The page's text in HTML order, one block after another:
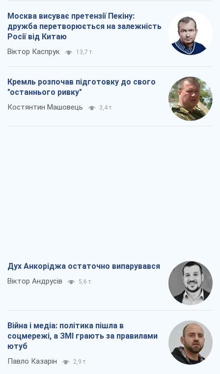
Москва висуває претензії Пекіну:
дружба перетворюється на залежність
Росії від Китаю
Віктор Каспрук 13,7 т.
Кремль розпочав підготовку до свого
"останнього ривку"
Костянтин Машовець 3,4 т.
Дух Анкоріджа остаточно випарувався
Віктор Андрусів 5,6 т.
Війна і медіа: політика пішла в
соцмережі, а ЗМІ грають за правилами
ютуб
Павло Казарін 2,9 т.